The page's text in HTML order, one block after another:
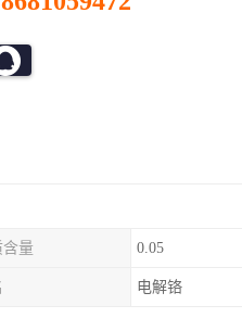
含量 0.05
电解铬